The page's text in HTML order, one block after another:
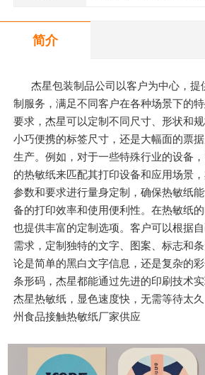
简介
杰星包装制品公司以客户为中心，提
制服务，满足不同客户在各种场景下的
要求，杰星可以定制不同尺寸、形状和
小巧便携的标签尺寸，还是大幅面的票
生产。例如，对于一些特殊行业的设备
的热敏纸来匹配其打印设备和应用场景
参数和要求进行量身定制，确保热敏纸
备的打印效率和使用便利性。在热敏纸
也提供丰富的定制选项。客户可以根据
需求，定制独特的文字、图案、标志和
论是简单的黑白文字信息，还是复杂的
条形码，杰星都能通过先进的印刷技术
杰星热敏纸，显色速度快，无需等待太
州食品接触热敏纸厂家供应